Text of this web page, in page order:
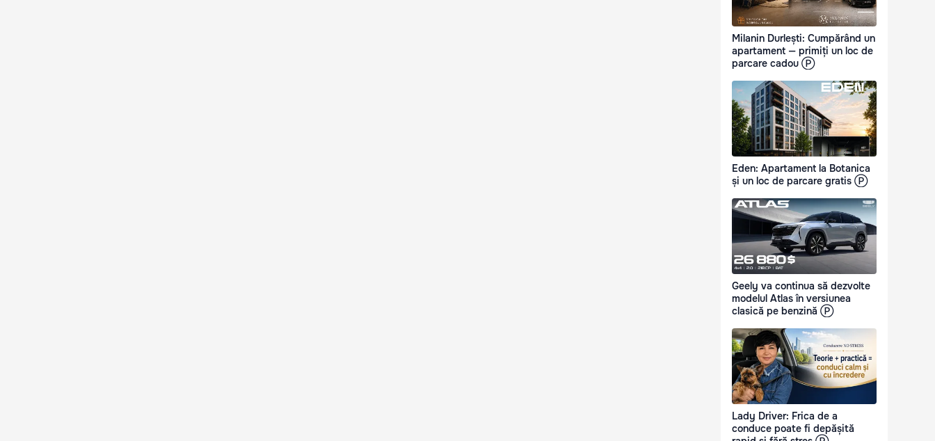
Milanin Durlești: Cumpărând un
apartament — primiți un loc de
parcare cadou Ⓟ
Eden: Apartament la Botanica
și un loc de parcare gratis Ⓟ
Geely va continua să dezvolte
modelul Atlas în versiunea
clasică pe benzină Ⓟ
Lady Driver: Frica de a
conduce poate fi depășită